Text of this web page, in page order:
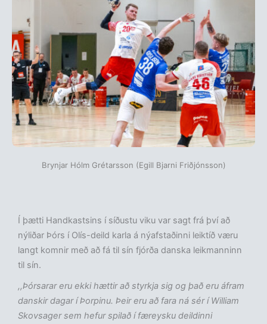
Brynjar Hólm Grétarsson (Egill Bjarni Friðjónsson)
Í þætti Handkastsins í síðustu viku var sagt frá því að
nýliðar Þórs í Olís-deild karla á nýafstaðinni leiktíð væru
langt komnir með að fá til sín fjórða danska leikmanninn
til sín.
,,Þórsarar eru ekki hættir að styrkja sig og það eru áfram
danskir dagar í Þorpinu. Þeir eru að fara ná sér í William
Skovsager sem hefur spilað í færeysku deildinni